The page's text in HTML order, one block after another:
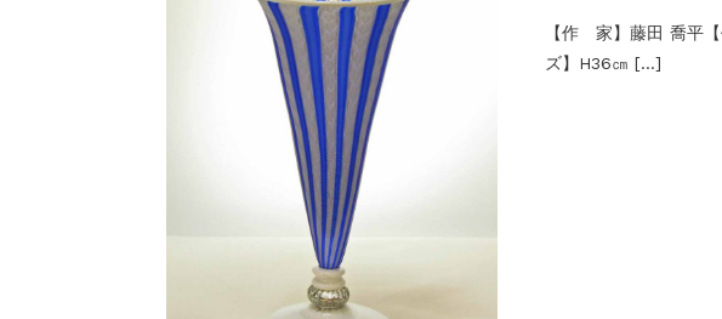
【作 家】藤田 喬平
ズ】H36㎝ […]